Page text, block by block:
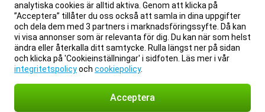
analytiska cookies är alltid aktiva. Genom att klicka på
”Acceptera” tillåter du oss också att samla in dina uppgifter
och dela dem med 3 partners i marknadsföringssyfte. Då kan
vi visa annonser som är relevanta för dig. Du kan när som helst
ändra eller återkalla ditt samtycke. Rulla längst ner på sidan
och klicka på 'Cookieinställningar' i sidfoten. Läs mer i vår
integritetspolicyoch cookiepolicy.
Acceptera